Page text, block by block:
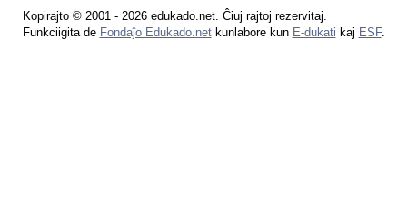
Kopirajto © 2001 - 2026 edukado.net. Ĉiuj rajtoj rezervitaj.
Funkciigita de Fondaĵo Edukado.netkunlabore kun E-dukati kaj ESF.